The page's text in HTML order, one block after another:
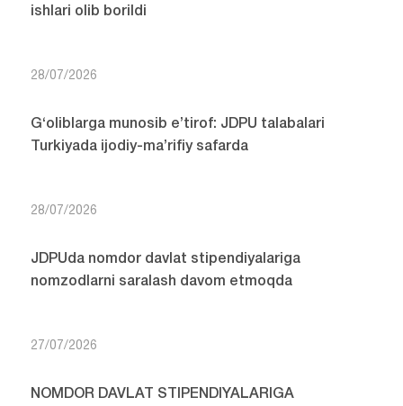
ishlari olib borildi
28/07/2026
G‘oliblarga munosib e’tirof: JDPU talabalari
Turkiyada ijodiy-ma’rifiy safarda
28/07/2026
JDPUda nomdor davlat stipendiyalariga
nomzodlarni saralash davom etmoqda
27/07/2026
NOMDOR DAVLAT STIPENDIYALARIGA